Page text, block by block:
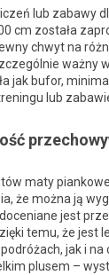
lub zabawy
cm została
chwyt na
ważny
jak bufor,
lub
maty
że można ją
jest
temu, że jest
jak i na
plusem –